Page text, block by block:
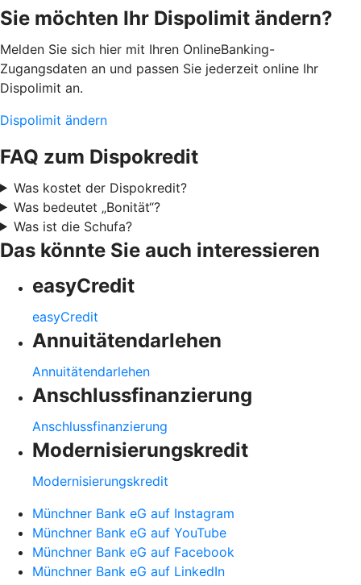
Sie möchten Ihr Dispolimit ändern?
Melden Sie sich hier mit Ihren OnlineBanking-
Zugangsdaten an und passen Sie jederzeit online Ihr
Dispolimit an.
Dispolimit ändern
FAQ zum Dispokredit
Was kostet der Dispokredit?
Was bedeutet „Bonität“?
Was ist die Schufa?
Das könnte Sie auch interessieren
easyCredit
easyCredit
Annuitätendarlehen
Annuitätendarlehen
Anschlussfinanzierung
Anschlussfinanzierung
Modernisierungskredit
Modernisierungskredit
Münchner Bank eG auf Instagram
Münchner Bank eG auf YouTube
Münchner Bank eG auf Facebook
Münchner Bank eG auf LinkedIn